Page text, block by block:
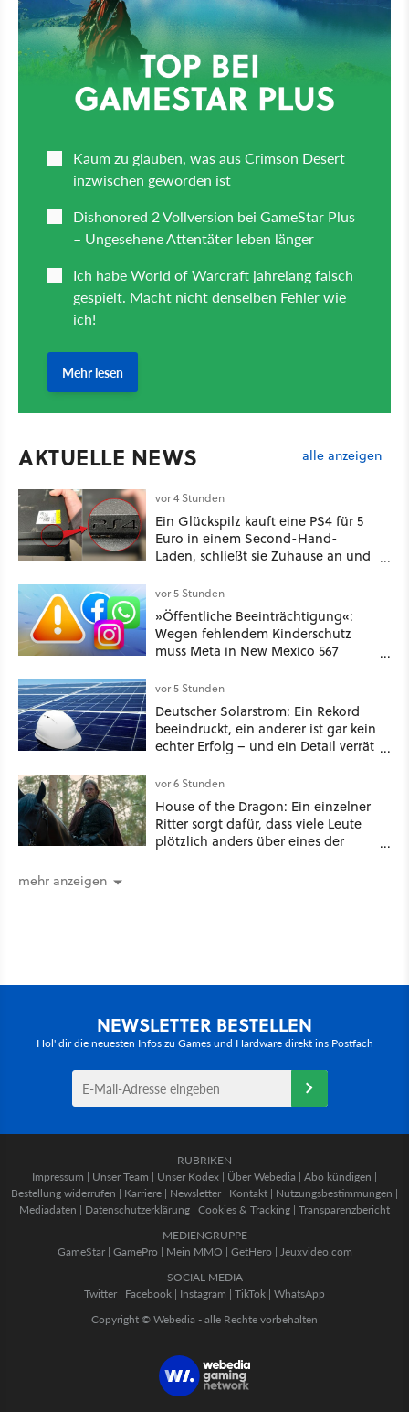
AKTUELLE NEWS alle anzeigen
vor 4 Stunden
Ein Glückspilz kauft eine PS4 für 5
Euro in einem Second-Hand-
Laden, schließt sie Zuhause an und
funktionierende PlayStation [Best of
GameStar]
vor 5 Stunden
»Öffentliche Beeinträchtigung«:
Wegen fehlendem Kinderschutz
muss Meta in New Mexico 567
vor 5 Stunden
Deutscher Solarstrom: Ein Rekord
beeindruckt, ein anderer ist gar kein
echter Erfolg – und ein Detail verrät
jede Zahl
vor 6 Stunden
House of the Dragon: Ein einzelner
Ritter sorgt dafür, dass viele Leute
plötzlich anders über eines der
mehr anzeigen
NEWSLETTER BESTELLEN
Hol' dir die neuesten Infos zu Games und Hardware direkt ins Postfach
RUBRIKEN
Impressum | Unser Team | Unser Kodex | Über Webedia | Abo kündigen |
Bestellung widerrufen | Karriere | Newsletter | Kontakt | Nutzungsbestimmungen |
Mediadaten | Datenschutzerklärung | Cookies & Tracking | Transparenzbericht
MEDIENGRUPPE
GameStar| GamePro | Mein MMO | GetHero | Jeuxvideo.com
SOCIAL MEDIA
Twitter | Facebook | Instagram | TikTok | WhatsApp
Copyright © Webedia - alle Rechte vorbehalten